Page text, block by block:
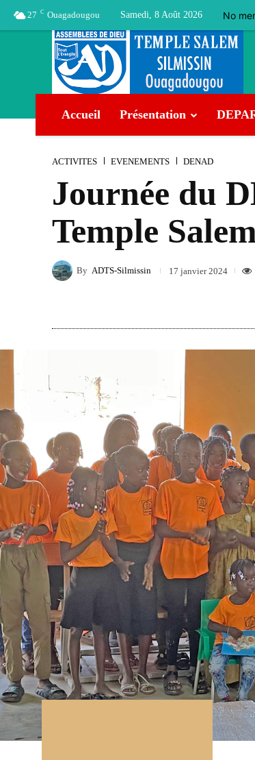
27 C Ouagadougou Samedi, 8 Août 2026 No
Accueil Présentation
ACTIVITES EVENEMENTS DENAD
Journée du
Temple
By ADTS-Silmissin 17 janvier 2024